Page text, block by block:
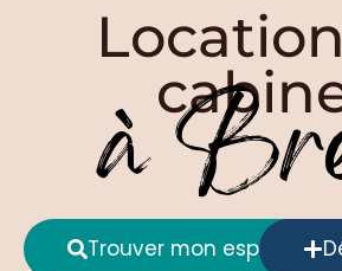
à
Trouver mon espace